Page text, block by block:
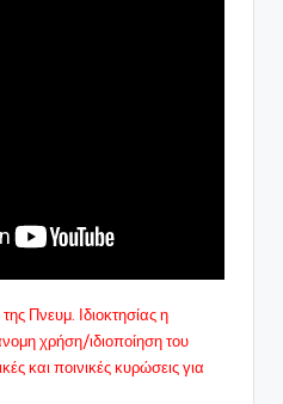
Πνευμ. Ιδιοκτησίας η
χρήση/ιδιοποίηση του
και ποινικές κυρώσεις για